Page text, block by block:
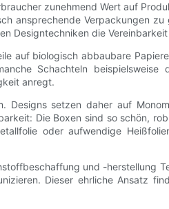
zunehmend Wert auf
ansprechende Verpackungen
Designtechniken die
auf biologisch abbaubare
Schachteln
anregt.
Designs setzen daher auf
Die Boxen sind so schön,
oder aufwendige
und -herstellung
Dieser ehrliche Ansatz